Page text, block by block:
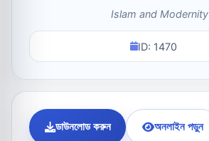
Islam and Modernity
ID: 1470
ডাউনলোড করুন অনলাইন পড়ুন